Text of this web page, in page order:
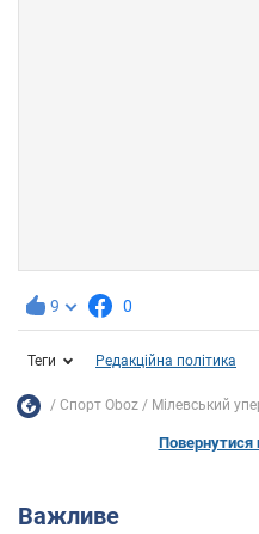
9 0
Теги Редакційна політика
Спорт Oboz Мілевський
Повернутися
Важливе